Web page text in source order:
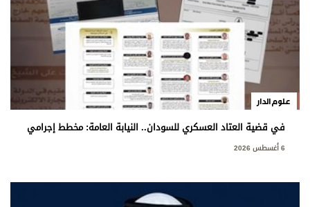
علوم الدار
في قضية العتاد العسكري للسودان.. النيابة العامة: مخطط إجرامي
استهدف المساس بسيادة الدولة6 أغسطس 2026